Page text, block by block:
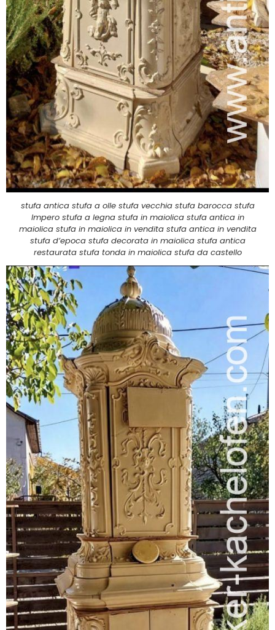
stufa antica stufa a olle stufa vecchia stufa barocca stufa
Impero stufa a legna stufa in maiolica stufa antica in
maiolica stufa in maiolica in vendita stufa antica in vendita
stufa d’epoca stufa decorata in maiolica stufa antica
restaurata stufa tonda in maiolica stufa da castello